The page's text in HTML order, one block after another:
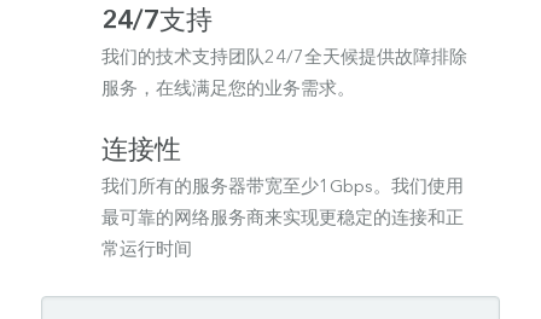
24/7支持
我们的技术支持团队24/7全天候提供故障排除
服务，在线满足您的业务需求。
连接性
我们所有的服务器带宽至少1Gbps。我们使用
最可靠的网络服务商来实现更稳定的连接和正
常运行时间